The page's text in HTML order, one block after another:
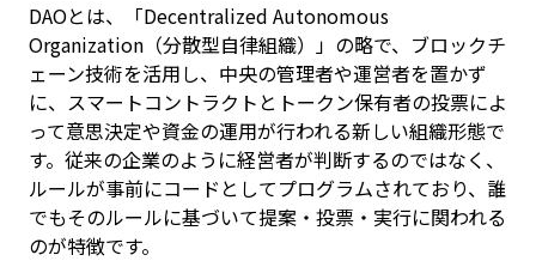
DAOとは、「Decentralized Autonomous
Organization（分散型自律組織）」の略で、ブロックチ
ェーン技術を活用し、中央の管理者や運営者を置かず
に、スマートコントラクトとトークン保有者の投票によ
って意思決定や資金の運用が行われる新しい組織形態で
す。従来の企業のように経営者が判断するのではなく、
ルールが事前にコードとしてプログラムされており、誰
でもそのルールに基づいて提案・投票・実行に関われる
のが特徴です。